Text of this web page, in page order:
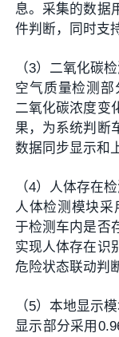
息。采集的数据
件判断，同时支
（3）二氧化碳
空气质量检测部
二氧化碳浓度变
果，为系统判断
数据同步显示和
（4）人体存在
人体检测模块采
于检测车内是否
实现人体存在识
危险状态联动判
（5）本地显示
显示部分采用